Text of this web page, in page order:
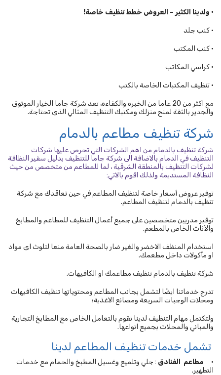
• ولدينا الكثير – العروض خطط تنظيف خاصة!
• كنب جلد
• كنب المكتب
• كراسي المكاتب
• تنظيف المكتبات الخاصة بالكتب
مع اكثر من 20 عاما من الخبرة والكفاءة، تعد شركة جاما الخيار الموثوق
والجدير بالثقة لمنح منزلك ومكتبك التنظيف المثالي الذى تحتاجة.
شركة تنظيف مطاعم بالدمام
شركة تنظيف بالدمام من اهم الشركات التي تحرص عليها شركات
التنظيف في الدمام بالاضافة الى شركة جاما للتنظيف بدليل سفير النظافة
لشركات التنظيف بالمنطقة الشرقية ، لما للمطاعم من متخصص من حيث
النظافة المستديمة ولذلك اقوم بالاتي:
توفير عروض أسعار خاصة لتنظيف المطاعم في حين تعاقدك مع شركة
تنظيف بالدمام لتنظيف المطاعم.
توفير مدربين متخصصين على جميع أعمال التنظيف للمطاعم والمطابخ
والأثاث الخاص بالمطعم.
استخدام المنظف الاخضر والغير ضار بالصحة العامة منعا لتلوث اى مواد
او مأكولات داخل مطعمك.
شركة تنظيف بالدمام تنظيف مطاعمك او الكافيهات.
تدرج خدماتنا ايضًا لتشمل بجانب المطاعم ومحتوياتها تنظيف الكافيهات
ومحلات الوجبات السريعة ومصانع الاغذية؛
ولتكتمل مهام التنظيف لدينا نقوم بالتعامل الخاص مع المطابخ التجارية
والمباني والمحلات بجميع انواعها.
تشمل خدمات تنظيف المطاعم لدينا
• مطاعم الفنادق : جلي وتلميع وغسيل المطبخ والحمام مع خدمات
التطهير.